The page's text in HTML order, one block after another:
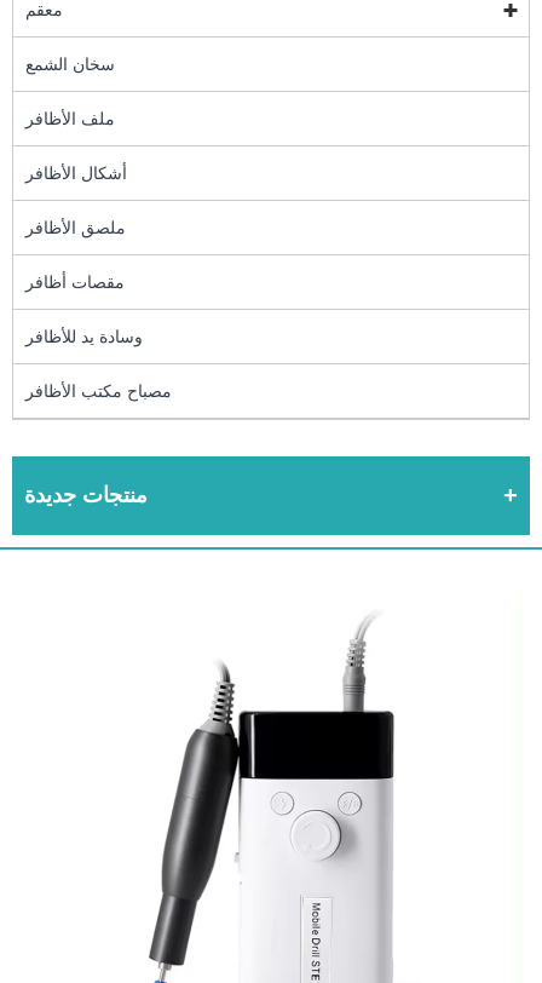
معقم
سخان الشمع
ملف الأظافر
أشكال الأظافر
ملصق الأظافر
مقصات أظافر
وسادة يد للأظافر
مصباح مكتب الأظافر
منتجات جديدة